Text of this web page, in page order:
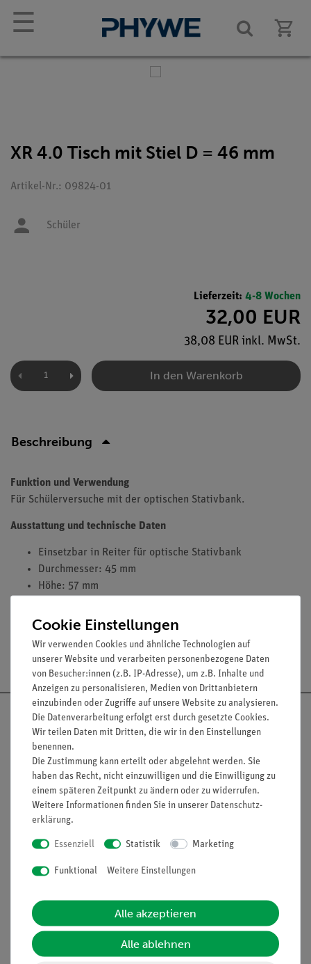
☰
XR 4.0 Tisch mit Stiel D = 46 mm
Artikel-Nr.: 09824-01
Schüler
Lieferzeit: 4-8 Wochen
32,00 EUR
38,08 EUR inkl. MwSt.
In den Warenkorb
Beschreibung
Funktion und Verwendung
Für Schülerversuche mit der optischen Stativbank.
Ausstattung und technische Daten
Einsetzbar in Reiter für optische Stativbank
Durchmesser: 45 mm
Höhe: 57 mm
Versandkostenfrei ab 300,- €
Nach oben
Informationen
Unternehmen
Stellenangebote
Kontakt
Übersicht Service
Inventarisierungs- &
Einräumservice
Inbetriebnahme & Schulungen
Cookie Einstellungen
Wir verwenden Cookies und ähnliche Technologien auf
unserer Website und verarbeiten personenbezogene Daten
von Besucher:innen (z.B. IP-Adresse), um z.B. Inhalte und
Anzeigen zu personalisieren, Medien von Drittanbietern
einzubinden oder Zugriffe auf unsere Website zu analysieren.
Die Datenverarbeitung erfolgt erst durch gesetzte Cookies.
Wir teilen Daten mit Dritten, die wir in den Einstellungen
benennen.
Die Zustimmung kann erteilt oder abgelehnt werden. Sie
haben das Recht, nicht einzuwilligen und die Einwilligung zu
einem späteren Zeitpunkt zu ändern oder zu widerrufen.
Weitere Informationen finden Sie in unserer Daten­schutz­
erklärung.
Essenziell Statistik Marketing
Funktional Weitere Einstellungen
Alle akzeptieren
Alle ablehnen